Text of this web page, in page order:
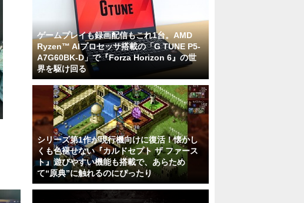
ゲームプレイも録画配信もこれ1台。AMD
Ryzen™ AIプロセッサ搭載の「G TUNE P5-
A7G60BK-D」で『Forza Horizon 6』の世
界を駆け回る
シリーズ第1作が現行機向けに復活！懐かし
くも色褪せない『カルドセプト ザ ファース
ト』遊びやすい機能も搭載で、あらため
て“原典”に触れるのにぴったり